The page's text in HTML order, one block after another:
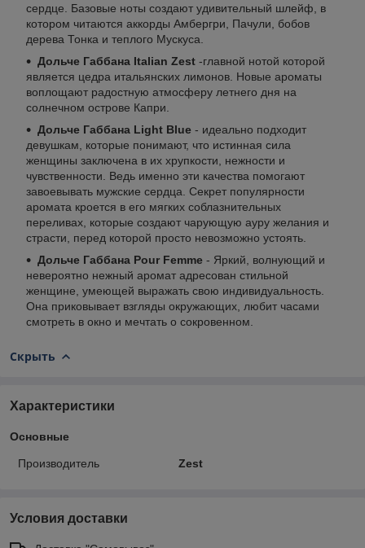
сердце. Базовые ноты создают удивительный шлейф, в
котором читаются аккорды Амбергри, Пачули, бобов
дерева Тонка и теплого Мускуса.
Дольче Габбана Italian Zest -главной нотой которой
является цедра итальянских лимонов. Новые ароматы
воплощают радостную атмосферу летнего дня на
солнечном острове Капри.
Дольче Габбана Light Blue - идеально подходит
девушкам, которые понимают, что истинная сила
женщины заключена в их хрупкости, нежности и
чувственности. Ведь именно эти качества помогают
завоевывать мужские сердца. Секрет популярности
аромата кроется в его мягких соблазнительных
переливах, которые создают чарующую ауру желания и
страсти, перед которой просто невозможно устоять.
Дольче Габбана Pour Femme - Яркий, волнующий и
невероятно нежный аромат адресован стильной
женщине, умеющей выражать свою индивидуальность.
Она приковывает взгляды окружающих, любит часами
смотреть в окно и мечтать о сокровенном.
Скрыть
Характеристики
Основные
Производитель Zest
Условия доставки